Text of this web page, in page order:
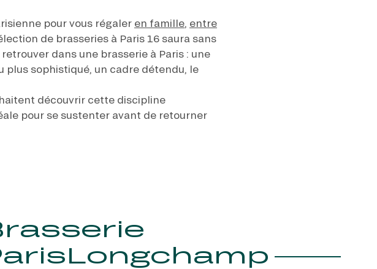
pour vous régaler en famille, entre
de brasseries à Paris 16 saura sans
dans une brasserie à Paris : une
plus sophistiqué, un cadre détendu, le
découvrir cette discipline
pour se sustenter avant de retourner